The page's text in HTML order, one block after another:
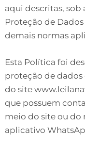
aqui descritas, sob
Proteção de Dados
demais normas
Esta Política foi
proteção de dados
do site
que possuem
meio do site ou do
aplicativo